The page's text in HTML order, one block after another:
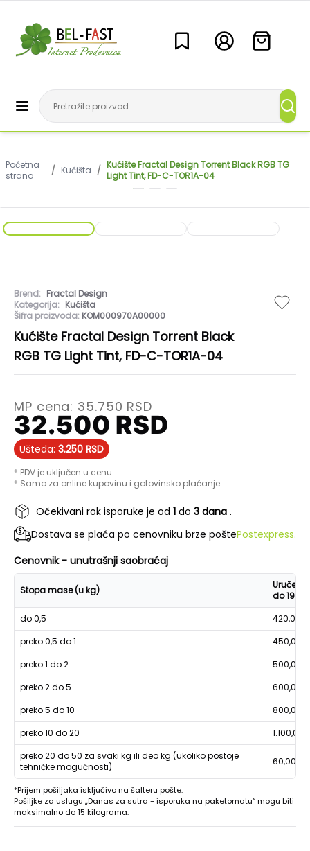
Početna
strana
/ Kućišta / Kućište Fractal Design Torrent Black RGB TG
Light Tint, FD-C-TOR1A-04
Brend: Fractal Design
Kategorija: Kućišta
Šifra proizvoda: KOM000970A00000
Kućište Fractal Design Torrent Black
RGB TG Light Tint, FD-C-TOR1A-04
MP cena: 35.750 RSD
32.500 RSD
Ušteda: 3.250 RSD
* PDV je uključen u cenu
* Samo za online kupovinu i gotovinsko plaćanje
Očekivani rok isporuke je od 1 do 3 dana .
Dostava se plaća po cenovniku brze poštePostexpress.
Cenovnik - unutrašnji saobraćaj
Stopa mase (u kg)
Uručenje
do 19h
do 0,5
420,00
preko 0,5 do 1
450,00
preko 1 do 2
500,00
preko 2 do 5
600,00
preko 5 do 10
800,00
preko 10 do 20
1.100,00
preko 20 do 50 za svaki kg ili deo kg (ukoliko postoje
tehničke mogućnosti)
60,00
*Prijem pošiljaka isključivo na šalteru pošte.
Pošiljke za uslugu „Danas za sutra - isporuka na paketomatu“ mogu biti
maksimalno do 15 kilograma.